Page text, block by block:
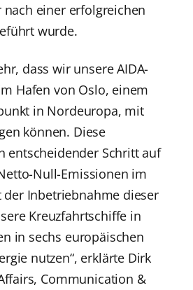
nach einer erfolgreichen
wurde.
dass wir unsere AIDA-
Hafen von Oslo, einem
in Nordeuropa, mit
können. Diese
entscheidender Schritt auf
Null-Emissionen im
Inbetriebnahme dieser
Kreuzfahrtschiffe in
in sechs europäischen
nutzen“, erklärte Dirk
Communication &